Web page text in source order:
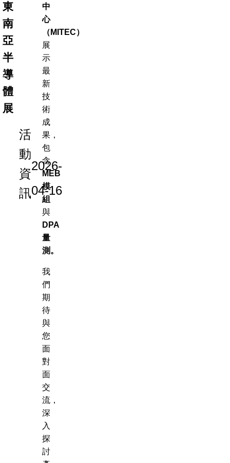
東
南
亞
半
導
體
展
活
動
資
訊
2026-
04-16
中
心
（MITEC）
展
示
最
新
技
術
成
果，
包
含
MEB
模
組
與
DPA
量
測。
我
們
期
待
與
您
面
對
面
交
流，
深
入
探
討